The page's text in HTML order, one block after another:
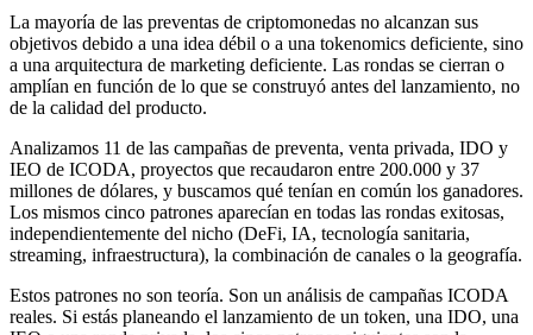
La mayoría de las preventas de criptomonedas no alcanzan sus
objetivos debido a una idea débil o a una tokenomics deficiente, sino
a una arquitectura de marketing deficiente. Las rondas se cierran o
amplían en función de lo que se construyó antes del lanzamiento, no
de la calidad del producto.
Analizamos 11 de las campañas de preventa, venta privada, IDO y
IEO de ICODA, proyectos que recaudaron entre 200.000 y 37
millones de dólares, y buscamos qué tenían en común los ganadores.
Los mismos cinco patrones aparecían en todas las rondas exitosas,
independientemente del nicho (DeFi, IA, tecnología sanitaria,
streaming, infraestructura), la combinación de canales o la geografía.
Estos patrones no son teoría. Son un análisis de campañas ICODA
reales. Si estás planeando el lanzamiento de un token, una IDO, una